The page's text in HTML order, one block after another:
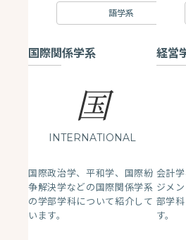
語学系
国際関係学系
国
INTERNATIONAL
国際政治学、平和学、国際紛
争解決学などの国際関係学系
の学部学科について紹介して
います。
経営
会計
ジメ
部学
す。